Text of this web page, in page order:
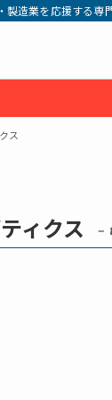
造業を応援する専
ス
ィクス –